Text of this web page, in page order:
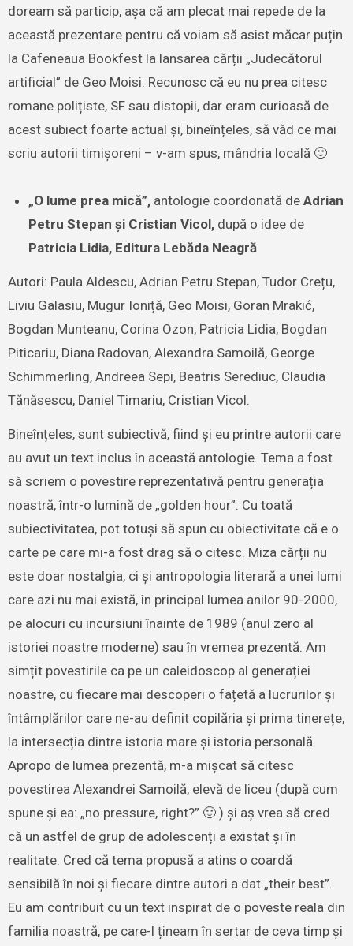
doream să particip, așa că am plecat mai repede de la
această prezentare pentru că voiam să asist măcar puțin
la Cafeneaua Bookfest la lansarea cărții „Judecătorul
artificial” de Geo Moisi. Recunosc că eu nu prea citesc
romane polițiste, SF sau distopii, dar eram curioasă de
acest subiect foarte actual și, bineînțeles, să văd ce mai
scriu autorii timișoreni – v-am spus, mândria locală 🙂
„O lume prea mică”, antologie coordonată deAdrian
Petru Stepan și Cristian Vicol, după o idee de
Patricia Lidia, Editura Lebăda Neagră
Autori: Paula Aldescu, Adrian Petru Stepan, Tudor Crețu,
Liviu Galasiu, Mugur Ioniță, Geo Moisi, Goran Mrakić,
Bogdan Munteanu, Corina Ozon, Patricia Lidia, Bogdan
Piticariu, Diana Radovan, Alexandra Samoilă, George
Schimmerling, Andreea Sepi, Beatris Serediuc, Claudia
Tănăsescu, Daniel Timariu, Cristian Vicol.
Bineînțeles, sunt subiectivă, fiind și eu printre autorii care
au avut un text inclus în această antologie. Tema a fost
să scriem o povestire reprezentativă pentru generația
noastră, într-o lumină de „golden hour”. Cu toată
subiectivitatea, pot totuși să spun cu obiectivitate că e o
carte pe care mi-a fost drag să o citesc. Miza cărții nu
este doar nostalgia, ci și antropologia literară a unei lumi
care azi nu mai există, în principal lumea anilor 90-2000,
pe alocuri cu incursiuni înainte de 1989 (anul zero al
istoriei noastre moderne) sau în vremea prezentă. Am
simțit povestirile ca pe un caleidoscop al generației
noastre, cu fiecare mai descoperi o fațetă a lucrurilor și
întâmplărilor care ne-au definit copilăria și prima tinerețe,
la intersecția dintre istoria mare și istoria personală.
Apropo de lumea prezentă, m-a mișcat să citesc
povestirea Alexandrei Samoilă, elevă de liceu (după cum
spune și ea: „no pressure, right?” 🙂 ) și aș vrea să cred
că un astfel de grup de adolescenți a existat și în
realitate. Cred că tema propusă a atins o coardă
sensibilă în noi și fiecare dintre autori a dat „their best”.
Eu am contribuit cu un text inspirat de o poveste reala din
familia noastră, pe care-l țineam în sertar de ceva timp și